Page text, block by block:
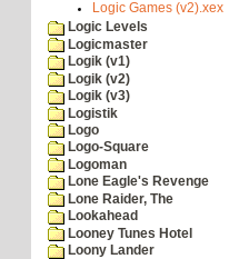
Logic Games (v2).xex
Logic Levels
Logicmaster
Logik (v1)
Logik (v2)
Logik (v3)
Logistik
Logo
Logo-Square
Logoman
Lone Eagle's Revenge
Lone Raider, The
Lookahead
Looney Tunes Hotel
Loony Lander